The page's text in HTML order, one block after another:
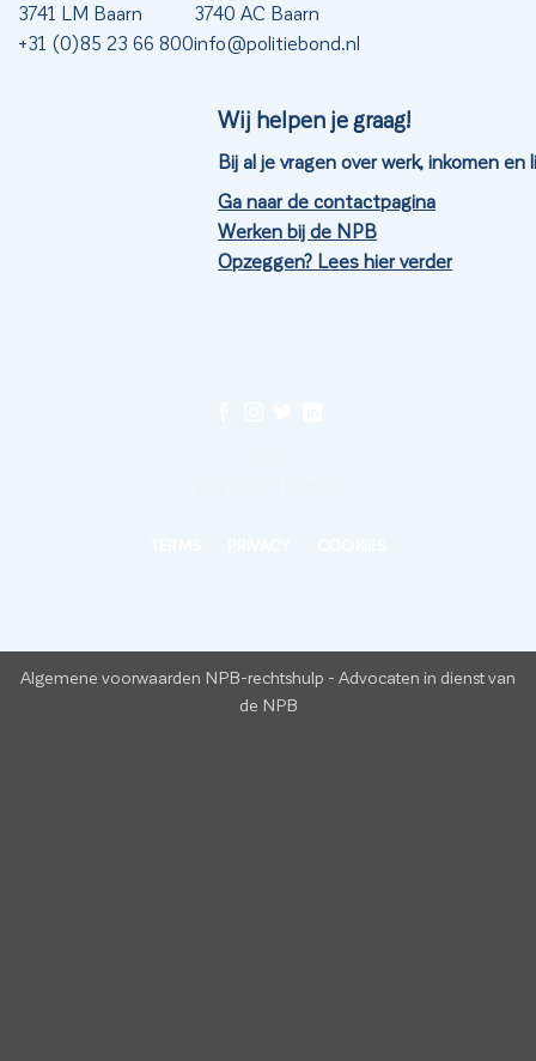
3741 LM Baarn
+31 (0)85 23 66 800
3740 AC Baarn
info@politiebond.nl
Wij helpen je graag!
Bij al je vragen over werk, inkomen en
Ga naar de contactpagina
Werken bij de NPB
Opzeggen? Lees hier verder
Algemene voorwaarden NPB-rechtshulp - Advocaten in dienst van
de NPB